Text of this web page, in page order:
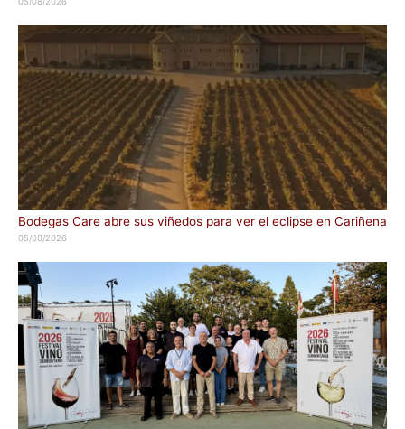
Bodegas Care abre sus viñedos para ver el eclipse en Cariñena
05/08/2026